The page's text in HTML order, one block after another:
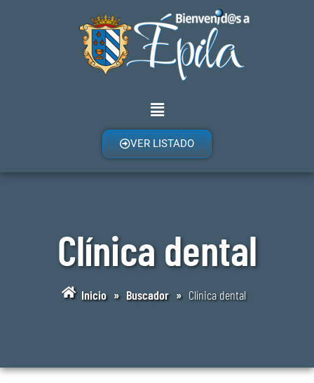
VER LISTADO
Clínica dental
Inicio » Buscador » Clínica dental